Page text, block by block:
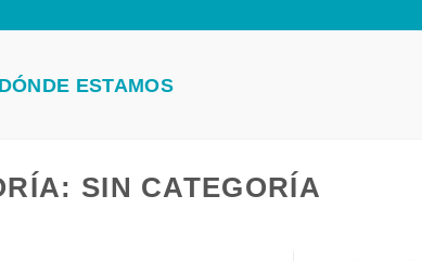
DÓNDE ESTAMOS
SIN CATEGORÍA